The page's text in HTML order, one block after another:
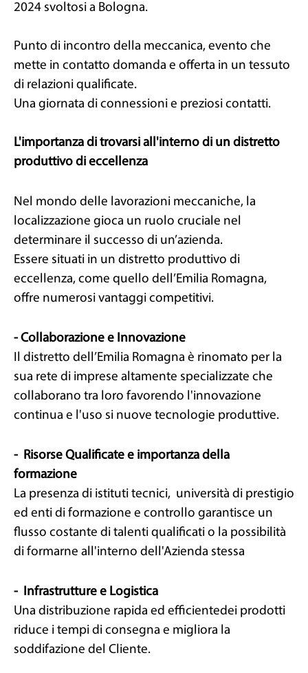
2024 svoltosi a Bologna.
Punto di incontro della meccanica, evento che
mette in contatto domanda e offerta in un tessuto
di relazioni qualificate.
Una giornata di connessioni e preziosi contatti.
L'importanza di trovarsi all'interno di un distretto
produttivo di eccellenza
Nel mondo delle lavorazioni meccaniche, la
localizzazione gioca un ruolo cruciale nel
determinare il successo di un’azienda.
Essere situati in un distretto produttivo di
eccellenza, come quello dell’Emilia Romagna,
offre numerosi vantaggi competitivi.
- Collaborazione e Innovazione
Il distretto dell’Emilia Romagna è rinomato per la
sua rete di imprese altamente specializzate che
collaborano tra loro favorendo l'innovazione
continua e l'uso si nuove tecnologie produttive.
- Risorse Qualificate e importanza della
formazione
La presenza di istituti tecnici, università di prestigio
ed enti di formazione e controllo garantisce un
flusso costante di talenti qualificati o la possibilità
di formarne all'interno dell'Azienda stessa
- Infrastrutture e Logistica
Una distribuzione rapida ed efficientedei prodotti
riduce i tempi di consegna e migliora la
soddifazione del Cliente.